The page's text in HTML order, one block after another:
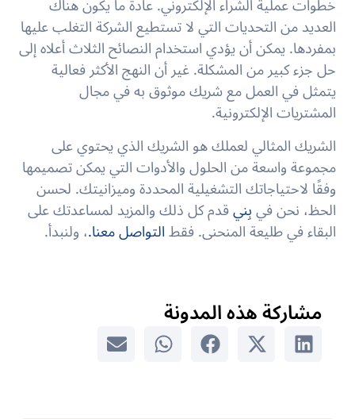
العديد من التحديات التي لا تستطيع الشركة التغلب عليها
بمفردها. يمكن أن يؤدي استخدام النصائح الثلاث أعلاه إلى
حل جزء كبير من المشكلة. غير أن النهج الأكثر فعالية
يتمثل في العمل مع شريك موثوق به في مجال
المشتريات الإلكترونية.
الشريك المثالي لعملك هو الشريك الذي يحتوي على
مجموعة واسعة من الحلول والأدوات التي يمكن تصميمها
وفقًا لاحتياجاتك التشغيلية المحددة وميزانيتك. لحسن
الحظ، نحن فيبِنيقدم كل ذلك والمزيد لمساعدتك على
البقاء في طليعة المنحنى. فقطالتواصل معنا.، ولنبدأ.
مشاركة هذه المدونة